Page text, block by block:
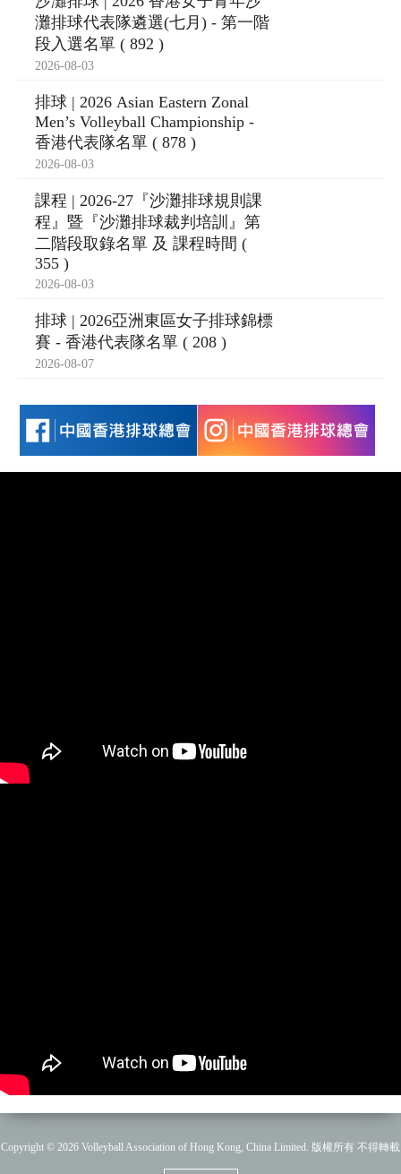
灘排球代表隊遴選(七月) - 第一階
段入選名單 ( 892 )
2026-08-03
排球 | 2026 Asian Eastern Zonal
Men’s Volleyball Championship -
香港代表隊名單 ( 878 )
2026-08-03
課程 | 2026-27『沙灘排球規則課
程』暨『沙灘排球裁判培訓』第
二階段取錄名單 及 課程時間 (
355 )
2026-08-03
排球 | 2026亞洲東區女子排球錦標
賽 - 香港代表隊名單 ( 208 )
2026-08-07
Copyright © 2026 Volleyball Association of Hong Kong, China Limited. 版權所有 不得轉載